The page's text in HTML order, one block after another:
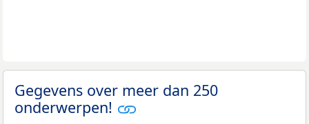
Gegevens over meer dan 250
onderwerpen!